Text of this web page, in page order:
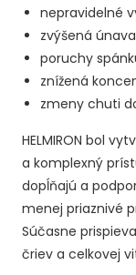
nepravidelné
zvýšená
poruchy
znížená
zmeny chuti
HELMIRON bol
a komplexný
dopĺňajú a
menej priaznivé
Súčasne
čriev a celkovej